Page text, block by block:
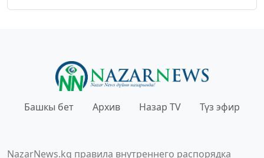
Башкы бет Архив Назар TV Түз эфир
NazarNews.kg правила внутреннего распорядка